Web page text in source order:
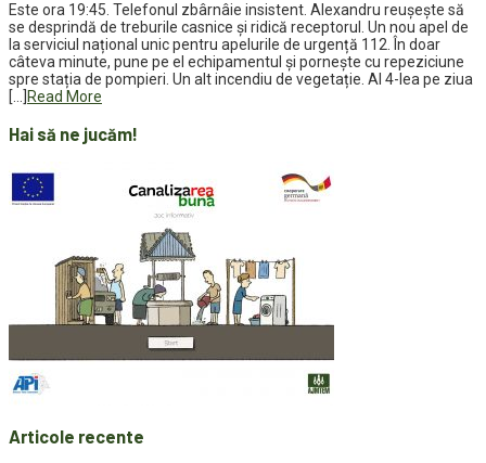
Este ora 19:45. Telefonul zbârnâie insistent. Alexandru reușește să
se desprindă de treburile casnice și ridică receptorul. Un nou apel de
la serviciul național unic pentru apelurile de urgență 112. În doar
câteva minute, pune pe el echipamentul și pornește cu repeziciune
spre stația de pompieri. Un alt incendiu de vegetație. Al 4-lea pe ziua
[…] Read More
Hai să ne jucăm!
Articole recente